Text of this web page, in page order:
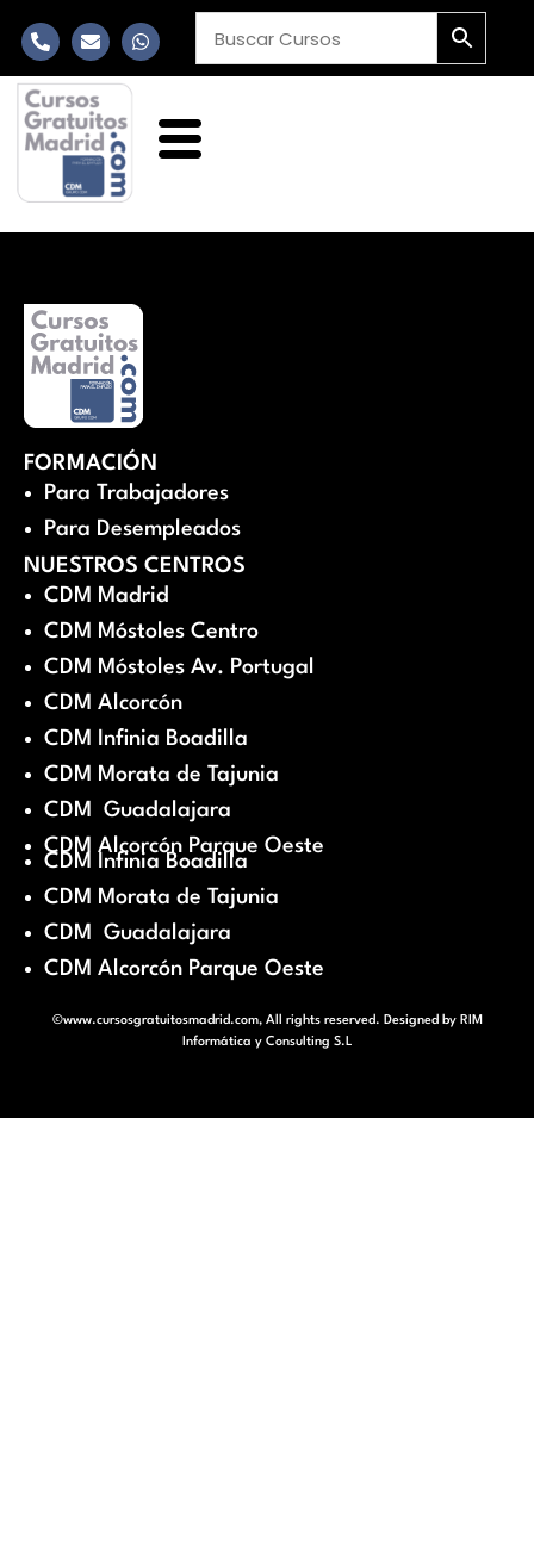
FORMACIÓN
Para Trabajadores
Para Desempleados
NUESTROS CENTROS
CDM Madrid
CDM Móstoles Centro
CDM Móstoles Av. Portugal
CDM Alcorcón
CDM Infinia Boadilla
CDM Morata de Tajunia
CDM Guadalajara
CDM Alcorcón Parque Oeste
CDM Infinia Boadilla
CDM Morata de Tajunia
CDM Guadalajara
CDM Alcorcón Parque Oeste
©www.cursosgratuitosmadrid.com, All rights reserved. Designed by RIM
Informática y Consulting S.L